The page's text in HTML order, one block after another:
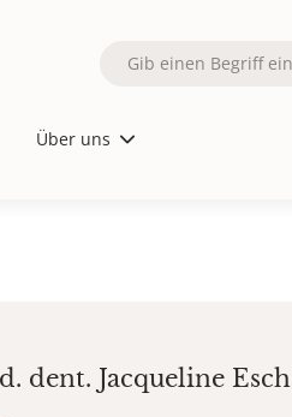
Über uns
Fulltext
dent. Jacqueline Esch